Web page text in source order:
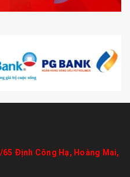
Định Công Hạ, Hoàng Mai,